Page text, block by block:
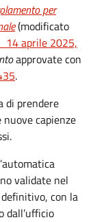
per
(modificato
14 aprile 2025,
approvate con
.
di prendere
capienze
validate nel
con la
dall’ufficio